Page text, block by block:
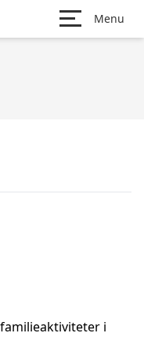
Menu
i